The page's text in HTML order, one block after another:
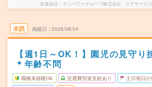
派遣会社 マンパワーグループ株式会社 ケアサービス
未読 掲載日 2026/08/04
【週1日～OK！】園児の見守り
＊年齢不問
職種未経験OK 交通費別途支給あり 土日祝日が